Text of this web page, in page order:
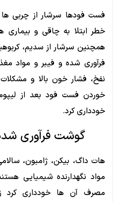
فست فودها سرشار از چربی
خطر ابتلا به چاقی و
همچنین سرشار از سدیم،
فرآوری شده و فیبر و مواد
نفخ، فشار خون بالا و
خوردن فست فود بعد از
خودداری کرد.
گوشت فرآوری
هات داگ، بیکن، ژامبون،
مواد نگهدارنده شیمیایی
مصرف آن ها خودداری کرد